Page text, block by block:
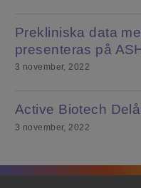
Prekliniska data
presenteras på
3 november, 2022
Active Biotech
3 november, 2022